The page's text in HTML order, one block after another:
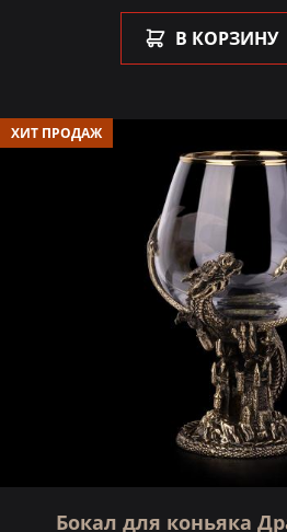
В КОРЗИНУ
ХИТ ПРОДАЖ
Бокал для коньяка